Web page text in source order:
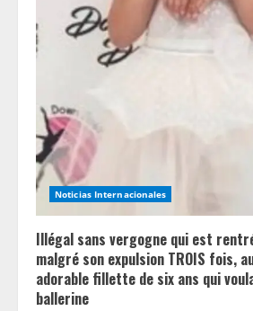
Noticias Internacionales
Illégal sans vergogne qui est
malgré son expulsion TROIS fois,
adorable fillette de six ans qui
ballerine